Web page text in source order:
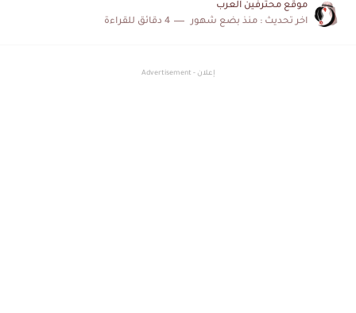
موقع محترفين العرب
اخر تحديث : منذ بضع شهور 4 دقائق للقراءة
إعلان - Advertisement